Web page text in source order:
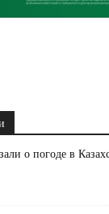
о погоде в